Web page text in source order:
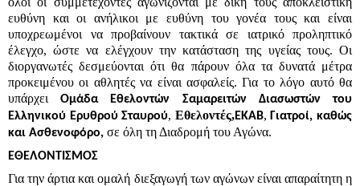
ευθύνη και οι ανήλικοι με ευθύνη του γονέα τους και είναι
υποχρεωμένοι να προβαίνουν τακτικά σε ιατρικό προληπτικό
έλεγχο, ώστε να ελέγχουν την κατάσταση της υγείας τους. Οι
διοργανωτές δεσμεύονται ότι θα πάρουν όλα τα δυνατά μέτρα
προκειμένου οι αθλητές να είναι ασφαλείς. Για το λόγο αυτό θα
υπάρχειΟμάδα Εθελοντών Σαμαρειτών Διασωστών του
Ελληνικού Ερυθρού Σταυρού, Εθελοντές,ΕΚΑΒ,Γιατροί, καθώς
και Ασθενοφόρο, σε όλη τη Διαδρομή του Αγώνα.
ΕΘΕΛΟΝΤΙΣΜΟΣ
Για την άρτια και ομαλή διεξαγωγή των αγώνων είναι απαραίτητη η